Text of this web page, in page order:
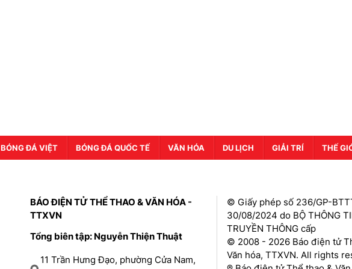
BÓNG ĐÁ VIỆT BÓNG ĐÁ QUỐC TẾ VĂN HÓA DU LỊCH GIẢI TRÍ THẾ
BÁO ĐIỆN TỬ THỂ THAO & VĂN HÓA -
TTXVN
Tổng biên tập: Nguyễn Thiện Thuật
11 Trần Hưng Đạo, phường Cửa Nam,
© Giấy phép số 236/GP-
30/08/2024 do BỘ THÔNG
TRUYỀN THÔNG cấp
© 2008 - 2026 Báo điện tử
Văn hóa, TTXVN. All rights